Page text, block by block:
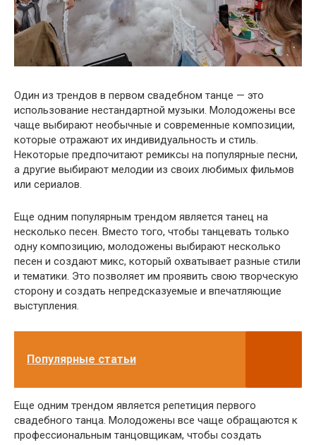
Один из трендов в первом свадебном танце — это
использование нестандартной музыки. Молодожены все
чаще выбирают необычные и современные композиции,
которые отражают их индивидуальность и стиль.
Некоторые предпочитают ремиксы на популярные песни,
а другие выбирают мелодии из своих любимых фильмов
или сериалов.
Еще одним популярным трендом является танец на
несколько песен. Вместо того, чтобы танцевать только
одну композицию, молодожены выбирают несколько
песен и создают микс, который охватывает разные стили
и тематики. Это позволяет им проявить свою творческую
сторону и создать непредсказуемые и впечатляющие
выступления.
Популярные статьи
Еще одним трендом является репетиция первого
свадебного танца. Молодожены все чаще обращаются к
профессиональным танцовщикам, чтобы создать